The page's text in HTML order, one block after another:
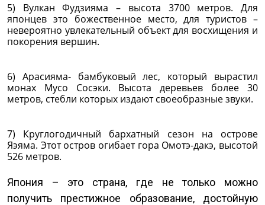
5) Вулкан Фудзияма – высота 3700 метров. Для
японцев это божественное место, для туристов –
невероятно увлекательный объект для восхищения и
покорения вершин.
6) Арасияма- бамбуковый лес, который вырастил
монах Мусо Сосэки. Высота деревьев более 30
метров, стебли которых издают своеобразные звуки.
7) Круглогодичный бархатный сезон на острове
Яэяма. Этот остров огибает гора Омотэ-дакэ, высотой
526 метров.
Япония – это страна, где не только можно
получить престижное образование, достойную